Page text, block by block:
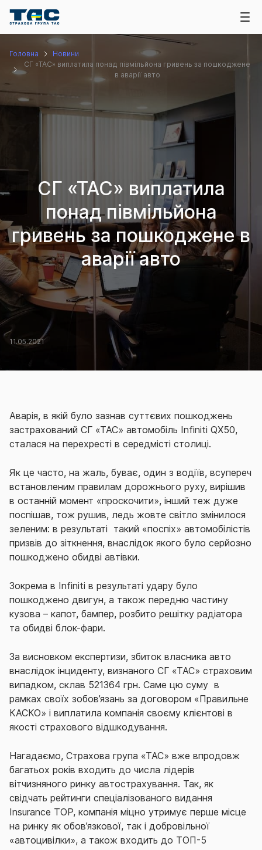
Головна
Новини
СГ «ТАС» виплатила понад півмільйона гривень за пошкоджене
в аварії авто
СГ «ТАС» виплатила
понад півмільйона
гривень за пошкоджене в
аварії авто
11.05.2021
Аварія, в якій було зазнав суттєвих пошкоджень
застрахований СГ «ТАС» автомобіль Infiniti QX50,
сталася на перехресті в середмісті столиці.
Як це часто, на жаль, буває, один з водіїв, всупереч
встановленим правилам дорожнього руху, вирішив
в останній момент «проскочити», інший теж дуже
поспішав, тож рушив, ледь жовте світло змінилося
зеленим: в результаті такий «поспіх» автомобілістів
призвів до зіткнення, внаслідок якого було серйозно
пошкоджено обидві автівки.
Зокрема в Infiniti в результаті удару було
пошкоджено двигун, а також передню частину
кузова – капот, бампер, розбито решітку радіатора
та обидві блок-фари.
За висновком експертизи, збиток власника авто
внаслідок інциденту, визнаного СГ «ТАС» страховим
випадком, склав 521364 грн. Саме цю суму в
рамках своїх зобов’язань за договором «Правильне
КАСКО» і виплатила компанія своєму клієнтові в
якості страхового відшкодування.
Нагадаємо, Страхова група «ТАС» вже впродовж
багатьох років входить до числа лідерів
вітчизняного ринку автострахування. Так, як
свідчать рейтинги спеціалізованого видання
Insurance TOP, компанія міцно утримує перше місце
на ринку як обов’язкової, так і добровільної
«автоцивілки», а також входить до ТОП-5